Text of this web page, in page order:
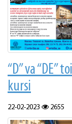
“D” va “DE”
kursi
22-02-2023 2655